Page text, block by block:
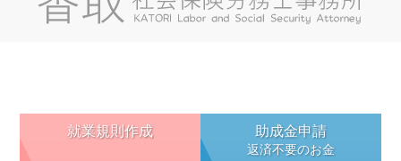
就業規則作成 助成金申請
返済不要のお金